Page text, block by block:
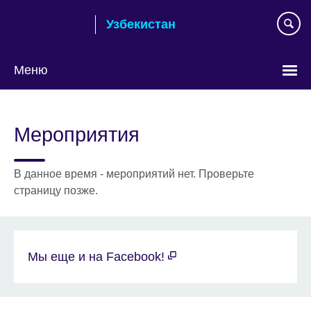
Узбекистан
Меню
language
Мероприятия
В данное время - мероприятий нет. Проверьте
страницу позже.
Мы еще и на Facebook!